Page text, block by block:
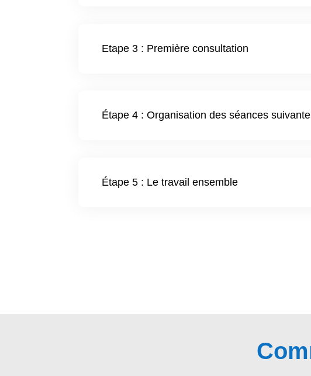
Etape 3 : Première consultation
Étape 4 : Organisation des séances
Étape 5 : Le travail ensemble